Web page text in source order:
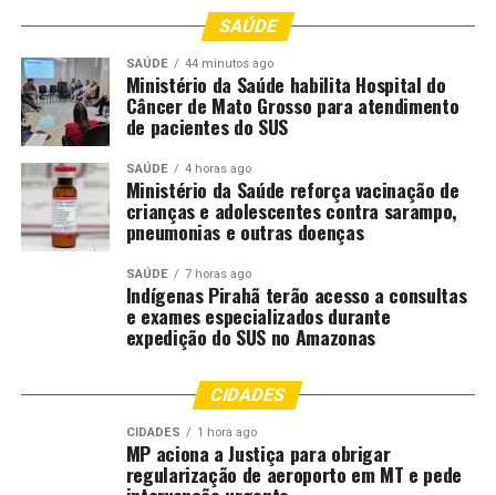
CUIABA..CBA
DESTAQUE FISCALIZAÇÃO
OPERAÇÃO
PREFEITURA
UP NEXT
Filha de vereador morre afogada após ter cabelo sugado
por sistema de piscina de residência
DON'T MISS
Beatificação transforma Jauru em novo destino de
peregrinação religiosa
SAÚDE
SAÚDE 44 minutos ago
Ministério da Saúde habilita Hospital do
Câncer de Mato Grosso para atendimento
de pacientes do SUS
SAÚDE 4 horas ago
Ministério da Saúde reforça vacinação de
crianças e adolescentes contra sarampo,
pneumonias e outras doenças
SAÚDE 7 horas ago
Indígenas Pirahã terão acesso a consultas
e exames especializados durante
expedição do SUS no Amazonas
CIDADES
CIDADES 1 hora ago
MP aciona a Justiça para obrigar
regularização de aeroporto em MT e pede